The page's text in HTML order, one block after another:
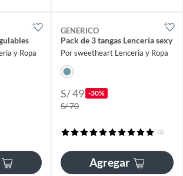
y Ropa
GENERICO
Pack de 3 tangas Lencería sexy
Por sweetheart Lenceria y Ropa
S/ 49 -30%
S/ 70
(2)
Agregar